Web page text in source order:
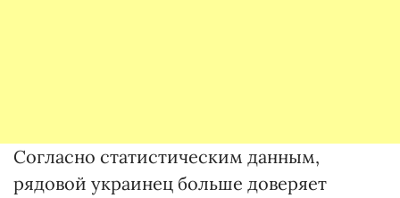
Согласно статистическим данным,
рядовой украинец больше доверяет